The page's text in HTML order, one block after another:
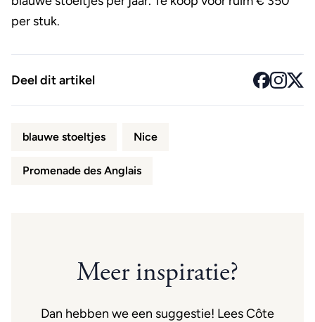
per stuk.
Deel dit artikel
blauwe stoeltjes Nice
Promenade des Anglais
Meer inspiratie?
Dan hebben we een suggestie! Lees Côte